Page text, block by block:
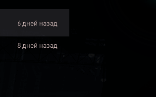
6 дней назад
8 дней назад